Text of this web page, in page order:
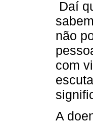
Daí
não
com
A